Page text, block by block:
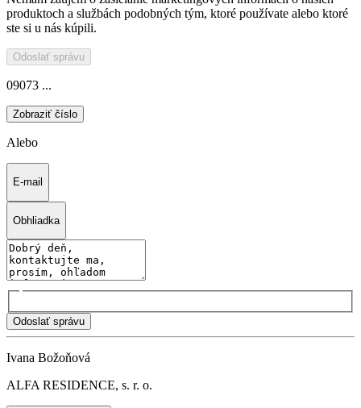
produktoch a službách podobných tým, ktoré používate alebo ktoré
ste si u nás kúpili.
Odoslať správu
09073 ...
Zobraziť číslo
Alebo
E-mail
Obhliadka
Odoslať správu
Ivana Božoňová
ALFA RESIDENCE, s. r. o.